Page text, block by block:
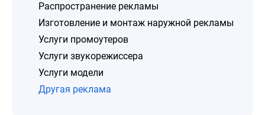
Распространение рекламы
Изготовление и монтаж наружной рекламы
Услуги промоутеров
Услуги звукорежиссера
Услуги модели
Другая реклама